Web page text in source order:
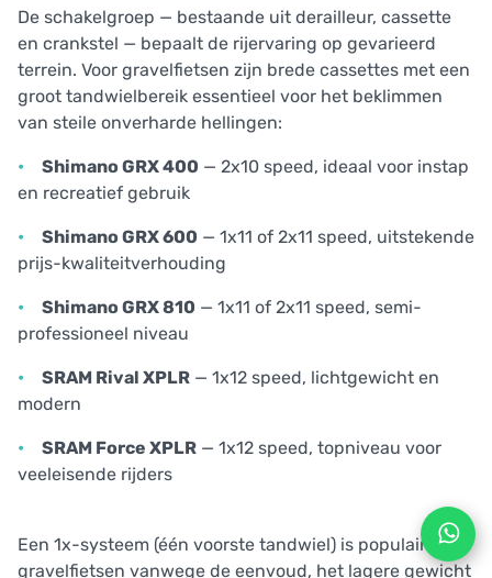
De schakelgroep — bestaande uit derailleur, cassette
en crankstel — bepaalt de rijervaring op gevarieerd
terrein. Voor gravelfietsen zijn brede cassettes met een
groot tandwielbereik essentieel voor het beklimmen
van steile onverharde hellingen:
Shimano GRX 400 — 2x10 speed, ideaal voor instap
en recreatief gebruik
Shimano GRX 600 — 1x11 of 2x11 speed, uitstekende
prijs-kwaliteitverhouding
Shimano GRX 810 — 1x11 of 2x11 speed, semi-
professioneel niveau
SRAM Rival XPLR — 1x12 speed, lichtgewicht en
modern
SRAM Force XPLR — 1x12 speed, topniveau voor
veeleisende rijders
Een 1x-systeem (één voorste tandwiel) is populair bij
gravelfietsen vanwege de eenvoud, het lagere gewicht